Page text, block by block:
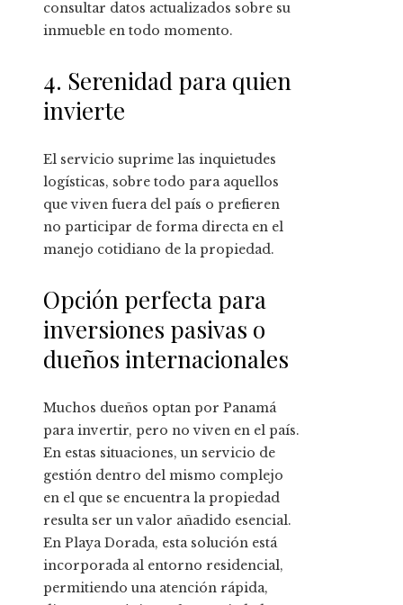
consultar datos actualizados sobre su
inmueble en todo momento.
4. Serenidad para quien
invierte
El servicio suprime las inquietudes
logísticas, sobre todo para aquellos
que viven fuera del país o prefieren
no participar de forma directa en el
manejo cotidiano de la propiedad.
Opción perfecta para
inversiones pasivas o
dueños internacionales
Muchos dueños optan por Panamá
para invertir, pero no viven en el país.
En estas situaciones, un servicio de
gestión dentro del mismo complejo
en el que se encuentra la propiedad
resulta ser un valor añadido esencial.
En Playa Dorada, esta solución está
incorporada al entorno residencial,
permitiendo una atención rápida,